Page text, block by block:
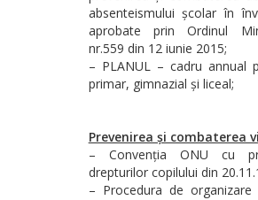
absenteismului școlar în
aprobate prin Ordinul
nr.559 din 12 iunie 2015;
– PLANUL – cadru annual
primar, gimnazial și liceal;
Prevenirea și combaterea
– Convenția ONU cu
drepturilor copilului din
– Procedura de